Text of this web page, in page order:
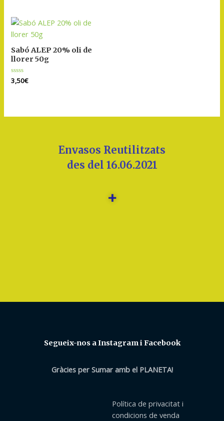
Sabó ALEP 20% oli de
llorer 50g
Puntuat
amb
3,50€
Envasos Reutilitzats
des del 16.06.2021
+
Segueix-nos a Instagram i Facebook
Gràcies per Sumar amb el PLANETA!
Política de privacitat i
condicions de venda